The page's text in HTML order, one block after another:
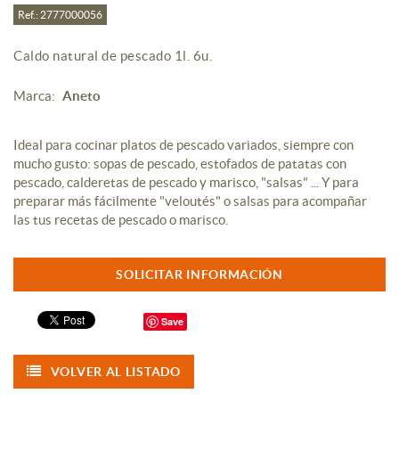
Ref.: 2777000056
Caldo natural de pescado 1l. 6u.
Marca: Aneto
Ideal para cocinar platos de pescado variados, siempre con
mucho gusto: sopas de pescado, estofados de patatas con
pescado, calderetas de pescado y marisco, "salsas" ... Y para
preparar más fácilmente "veloutés" o salsas para acompañar
las tus recetas de pescado o marisco.
SOLICITAR INFORMACIÓN
Save
VOLVER AL LISTADO